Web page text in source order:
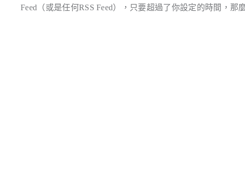
Feed（或是任何RSS Feed），只要超過了你設定的時間，那